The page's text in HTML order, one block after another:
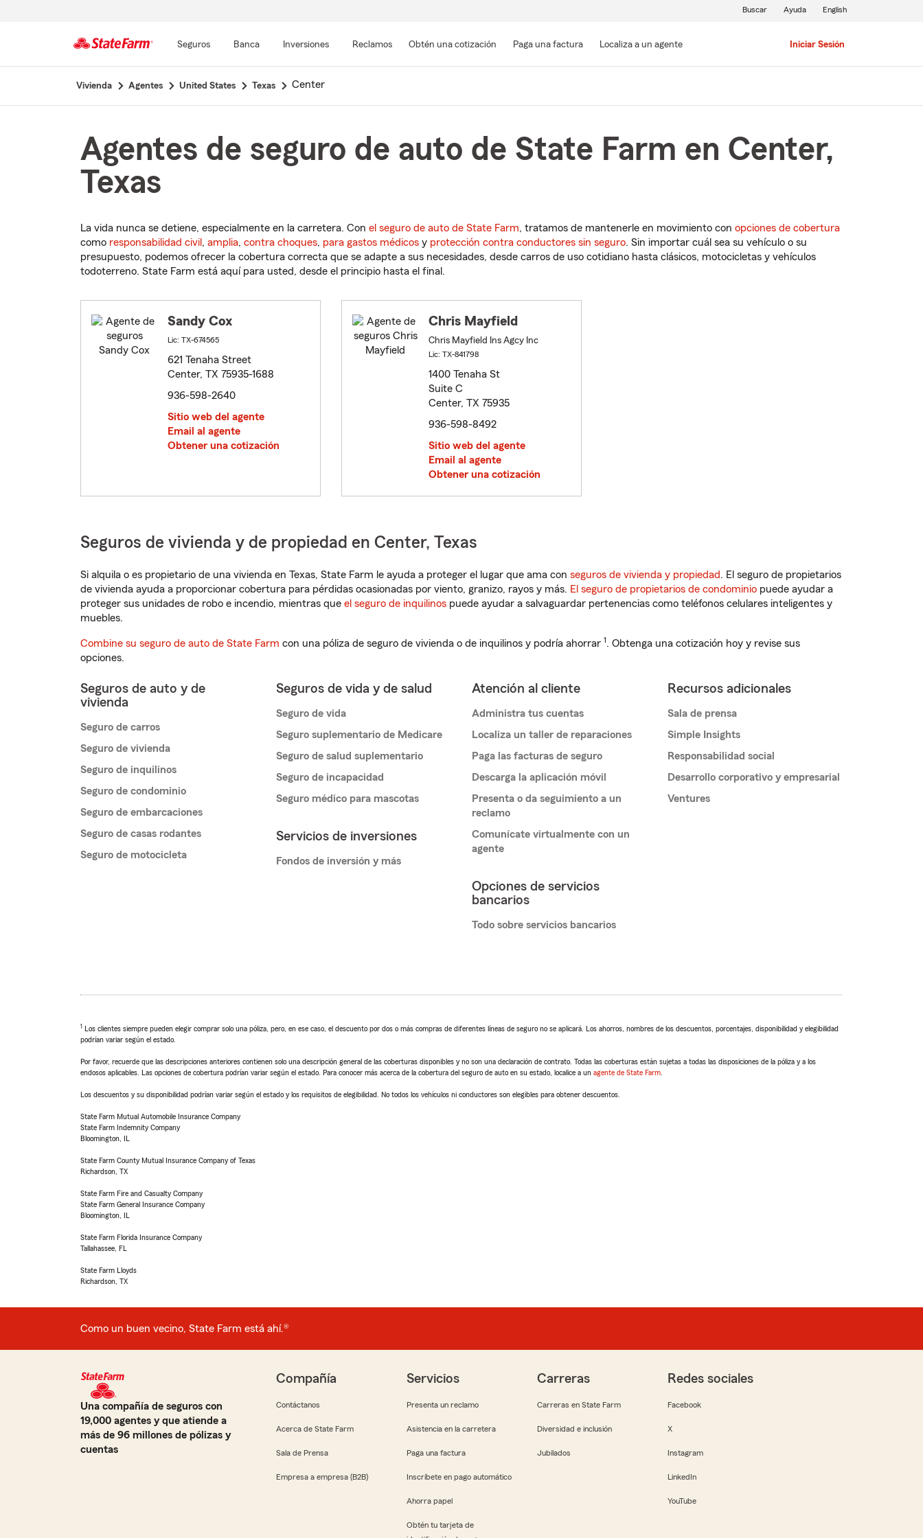
contenido
Seguros Banca Inversiones Reclamos Obtén una cotización Paga una factura Localiza a un agente Iniciar Sesión
Buscar Ayuda English
Vivienda Agentes United States Texas Center
Agentes de seguro de auto de State Farm en Center,
Texas
La vida nunca se detiene, especialmente en la carretera. Con el seguro de auto de State Farm, tratamos de mantenerle en movimiento con opciones de cobertura
como responsabilidad civil , amplia, contra choques, para gastos médicos y protección contra conductores sin seguro. Sin importar cuál sea su vehículo o su
presupuesto, podemos ofrecer la cobertura correcta que se adapte a sus necesidades, desde carros de uso cotidiano hasta clásicos, motocicletas y vehículos
todoterreno. State Farm está aquí para usted, desde el principio hasta el final.
Sandy Cox
Lic: TX-674565
621 Tenaha Street
Center, TX 75935-1688
936-598-2640
Sitio web del agente
Email al agente
Obtener una cotización
Chris Mayfield
Chris Mayfield Ins Agcy Inc
Lic: TX-841798
1400 Tenaha St
Suite C
Center, TX 75935
936-598-8492
Sitio web del agente
Email al agente
Obtener una cotización
Seguros de vivienda y de propiedad en Center, Texas
Si alquila o es propietario de una vivienda en Texas, State Farm le ayuda a proteger el lugar que ama con seguros de vivienda y propiedad. El seguro de propietarios
de vivienda ayuda a proporcionar cobertura para pérdidas ocasionadas por viento, granizo, rayos y más. El seguro de propietarios de condominio puede ayudar a
proteger sus unidades de robo e incendio, mientras que el seguro de inquilinos puede ayudar a salvaguardar pertenencias como teléfonos celulares inteligentes y
muebles.
Combine su seguro de auto de State Farm con una póliza de seguro de vivienda o de inquilinos y podría ahorrar 1. Obtenga una cotización hoy y revise sus
opciones.
Seguros de auto y de
vivienda
Seguro de carros
Seguro de vivienda
Seguro de inquilinos
Seguro de condominio
Seguro de embarcaciones
Seguro de casas rodantes
Seguro de motocicleta
Seguros de vida y de salud
Seguro de vida
Seguro suplementario de Medicare
Seguro de salud suplementario
Seguro de incapacidad
Seguro médico para mascotas
Servicios de inversiones
Fondos de inversión y más
Atención al cliente
Administra tus cuentas
Localiza un taller de reparaciones
Paga las facturas de seguro
Descarga la aplicación móvil
Presenta o da seguimiento a un
reclamo
Comunícate virtualmente con un
agente
Opciones de servicios
bancarios
Todo sobre servicios bancarios
Recursos adicionales
Sala de prensa
Simple Insights
Responsabilidad social
Desarrollo corporativo y empresarial
Ventures
1 Los clientes siempre pueden elegir comprar solo una póliza, pero, en ese caso, el descuento por dos o más compras de diferentes líneas de seguro no se aplicará. Los ahorros, nombres de los descuentos, porcentajes, disponibilidad y elegibilidad
podrían variar según el estado.
Por favor, recuerde que las descripciones anteriores contienen solo una descripción general de las coberturas disponibles y no son una declaración de contrato. Todas las coberturas están sujetas a todas las disposiciones de la póliza y a los
endosos aplicables. Las opciones de cobertura podrían variar según el estado. Para conocer más acerca de la cobertura del seguro de auto en su estado, localice a un agente de State Farm
Los descuentos y su disponibilidad podrían variar según el estado y los requisitos de elegibilidad. No todos los vehículos ni conductores son elegibles para obtener descuentos.
State Farm Mutual Automobile Insurance Company
State Farm Indemnity Company
Bloomington, IL
State Farm County Mutual Insurance Company of Texas
Richardson, TX
State Farm Fire and Casualty Company
State Farm General Insurance Company
Bloomington, IL
State Farm Florida Insurance Company
Tallahassee, FL
State Farm Lloyds
Richardson, TX
Como un buen vecino, State Farm está ahí.®
Una compañía de seguros con
19,000 agentes y que atiende a
más de 96 millones de pólizas y
cuentas
Compañía
Contáctanos
Acerca de State Farm
Sala de Prensa
Empresa a empresa (B2B)
Servicios
Presenta un reclamo
Asistencia en la carretera
Paga una factura
Inscríbete en pago automático
Ahorra papel
Obtén tu tarjeta de
Carreras
Carreras en State Farm
Diversidad e inclusión
Jubilados
Redes sociales
Facebook
X
Instagram
LinkedIn
YouTube